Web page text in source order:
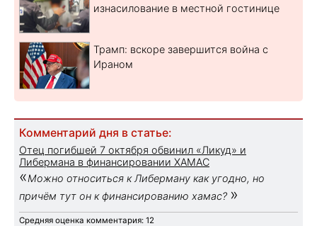
изнасилование в местной гостинице
Трамп: вскоре завершится война с
Ираном
Комментарий дня в статье:
Отец погибшей 7 октября обвинил «Ликуд» и
Либермана в финансировании ХАМАС
«Можно относиться к Либерману как угодно, но
причём тут он к финансированию хамас? »
Средняя оценка комментария: 12